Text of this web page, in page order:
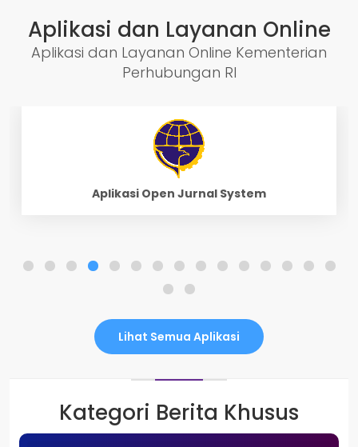
Aplikasi dan Layanan Online
Aplikasi dan Layanan Online Kementerian
Perhubungan RI
Aplikasi E-Library
Lihat Semua Aplikasi
Kategori Berita Khusus